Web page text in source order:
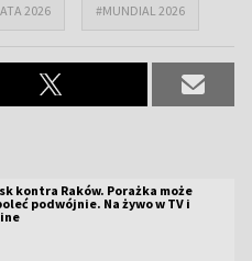
2026 #MUNDIAL 2026
kontra Raków. Porażka może
podwójnie. Na żywo w TV i